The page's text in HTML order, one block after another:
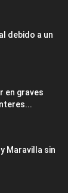
debido a un
en graves
Maravilla sin